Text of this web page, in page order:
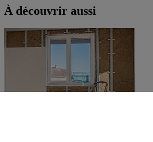
À découvrir aussi